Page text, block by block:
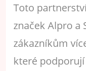
Toto
značek Alpro a
zákazníkům
které podporují